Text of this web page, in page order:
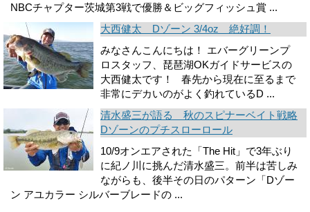
NBCチャプター茨城第3戦で優勝＆ビッグフィッシュ賞 ...
大西健太 Dゾーン 3/4oz 絶好調！
みなさんこんにちは！ エバーグリーンプ
ロスタッフ、琵琶湖OKガイドサービスの
大西健太です！ 春先から現在に至るまで
非常にデカいのがよく釣れているD ...
清水盛三が語る 秋のスピナーベイト戦略
Dゾーンのプチスローロール
10/9オンエアされた「The Hit」で3年ぶり
に紀ノ川に挑んだ清水盛三。前半は苦しみ
ながらも、後半その日のパターン「Dゾー
ン アユカラー シルバーブレードの ...